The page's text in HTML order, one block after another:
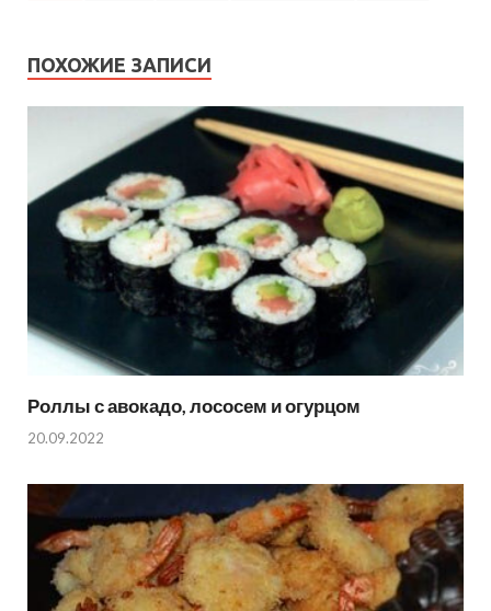
ПОХОЖИЕ ЗАПИСИ
Роллы с авокадо, лососем и огурцом
20.09.2022